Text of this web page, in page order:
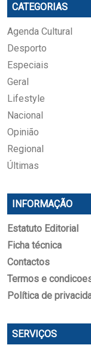
CATEGORIAS
Agenda Cultural
Desporto
Especiais
Geral
Lifestyle
Nacional
Opinião
Regional
Últimas
INFORMAÇÃO
Estatuto Editorial
Ficha técnica
Contactos
Termos e
Política de
SERVIÇOS